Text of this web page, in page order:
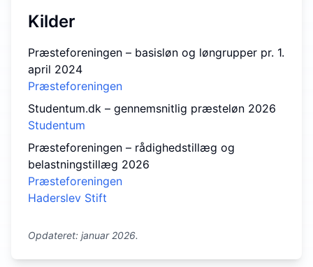
Kilder
Præsteforeningen – basisløn og løngrupper pr. 1.
april 2024
Præsteforeningen
Studentum.dk – gennemsnitlig præsteløn 2026
Studentum
Præsteforeningen – rådighedstillæg og
belastningstillæg 2026
Præsteforeningen
Haderslev Stift
Opdateret: januar 2026.